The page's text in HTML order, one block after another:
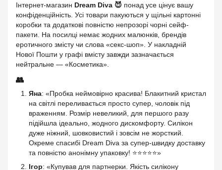
Інтернет-магазин Dream Diva 😈 понад усе цінує вашу
конфіденційність. Усі товари пакуються у щільні картонні
коробки та додаткові повністю непрозорі чорні сейф-
пакети. На посилці немає жодних малюнків, брендів
еротичного змісту чи слова «секс-шоп». У накладній
Нової Пошти у графі вмісту завжди зазначається
нейтральне — «Косметика».
👥
Яна: «Пробка неймовірно красива! Блакитний кристал
на світлі переливається просто супер, чоловік під
враженням. Розмір невеликий, для першого разу
підійшла ідеально, жодного дискомфорту. Силікон
дуже ніжний, шовковистий і зовсім не жорсткий.
Окреме спасибі Dream Diva за супер-швидку доставку
та повністю анонімну упаковку! ⭐⭐⭐⭐⭐»
Ігор: «Купував для партнерки. Якість силікону